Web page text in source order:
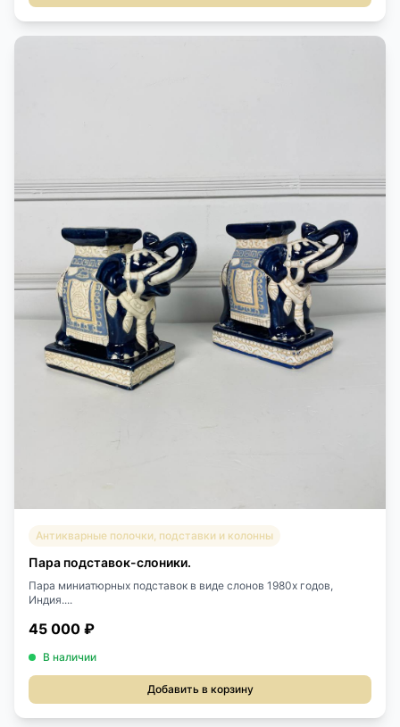
Антикварные полочки, подставки и колонны
Пара подставок-слоники.
Пара миниатюрных подставок в виде слонов 1980х годов,
Индия....
45 000 ₽
В наличии
Добавить в корзину